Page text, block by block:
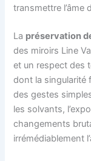
transmettre l’âme
La préservation
des miroirs Line
et un respect des
dont la singularité
des gestes
les solvants,
changements
irrémédiablement